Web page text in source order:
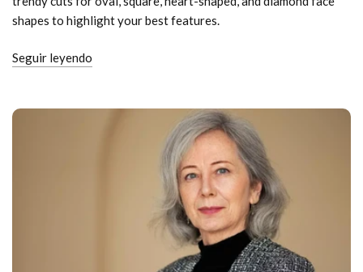
shapes to highlight your best features.
Seguir leyendo